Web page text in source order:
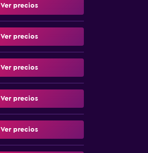
Ver precios
Ver precios
Ver precios
Ver precios
Ver precios